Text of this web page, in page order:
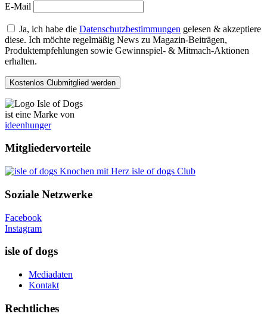
E-Mail
Ja, ich habe die Datenschutzbestimmungen gelesen & akzeptiere
diese. Ich möchte regelmäßig News zu Magazin-Beiträgen,
Produktempfehlungen sowie Gewinnspiel- & Mitmach-Aktionen
erhalten.
ist eine Marke von
ideenhunger
Mitgliedervorteile
isle of dogs Club
Soziale Netzwerke
Facebook
Instagram
isle of dogs
Mediadaten
Kontakt
Rechtliches